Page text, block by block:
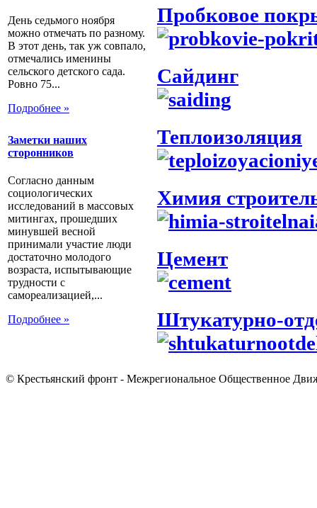
День седьмого ноября
можно отмечать по разному.
В этот день, так уж совпало,
отмечались именины
сельского детского сада.
Ровно 75...
Подробнее »
Заметки наших
сторонников
Согласно данным
социологических
исследований в массовых
митингах, прошедших
минувшей весной
принимали участие люди
достаточно молодого
возраста, испытывающие
трудности с
самореализацией,...
Подробнее »
Пробковое
Сайдинг
Теплоизоляция
Химия
Цемент
Штукатурно-
© Крестьянский фронт - Межрегиональное Общественное